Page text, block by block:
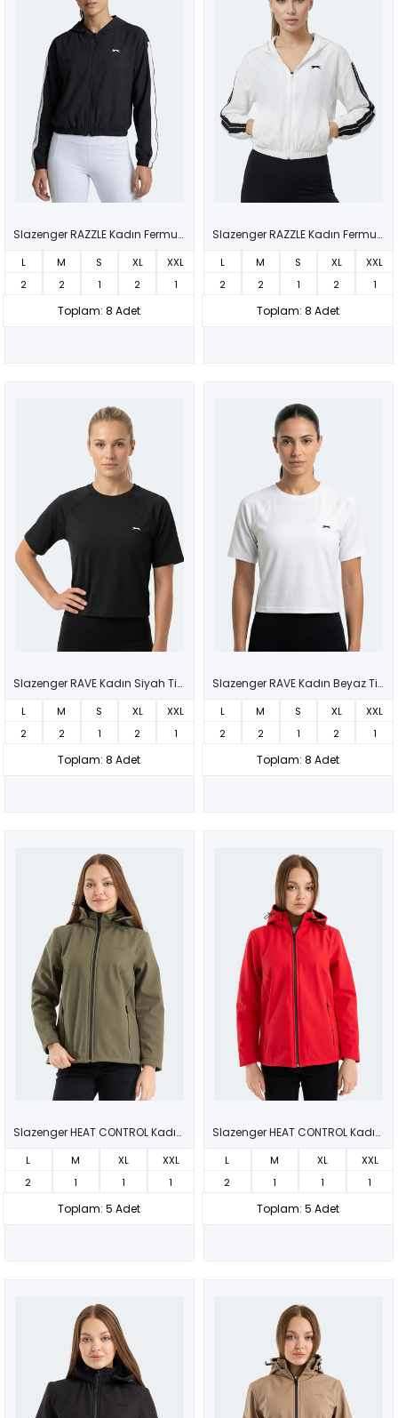
Slazenger RAZZLE Kadın Fermuarlı Kapüşonlu Cepli Siyah Sweatshırt
L M S XL
XXL
2
2 1 2 1
Toplam: 8 Adet
Slazenger RAZZLE Kadın Fermuarlı Kapüşonlu Cepli Ekru Sweatshırt
L M S XL
XXL
2
2 1 2 1
Toplam: 8 Adet
Slazenger RAVE Kadın Siyah Tişört
L M S XL
XXL
2
2 1 2 1
Toplam: 8 Adet
Slazenger RAVE Kadın Beyaz Tişört
L M S XL
XXL
2
2 1 2 1
Toplam: 8 Adet
Slazenger HEAT CONTROL Kadın Çıkarılabilir Kapüşonlu Haki Mont & Kaban
L M XL
XXL
2
1 1 1
Toplam: 5 Adet
Slazenger HEAT CONTROL Kadın Çıkarılabilir Kapüşonlu Kırmızı Mont & Kaban
L M XL
XXL
2
1 1 1
Toplam: 5 Adet